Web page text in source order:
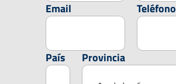
Email Teléfono
País Provincia